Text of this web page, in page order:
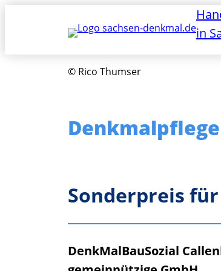
in
© Rico Thumser
Sonderpreis
DenkMalBauSozial